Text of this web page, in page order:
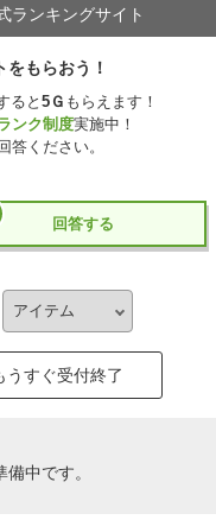
ランキングサイト
もらおう！
ると5 Ｇ もらえます！
ンク制度実施中！
答ください。
回答する
うすぐ受付終了
中です。